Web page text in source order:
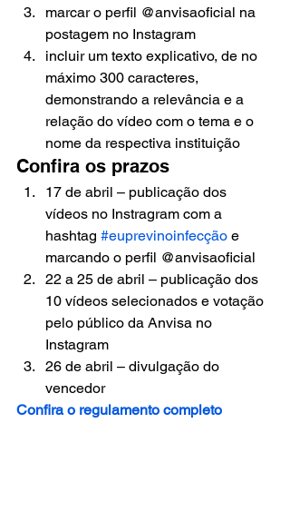
marcar o perfil @anvisaoficial na
postagem no Instagram
incluir um texto explicativo, de no
máximo 300 caracteres,
demonstrando a relevância e a
relação do vídeo com o tema e o
nome da respectiva instituição
Confira os prazos
17 de abril – publicação dos
vídeos no Instragram com a
hashtag #euprevinoinfecção e
marcando o perfil @anvisaoficial
22 a 25 de abril – publicação dos
10 vídeos selecionados e votação
pelo público da Anvisa no
Instagram
26 de abril – divulgação do
vencedor
Confira o regulamento completo